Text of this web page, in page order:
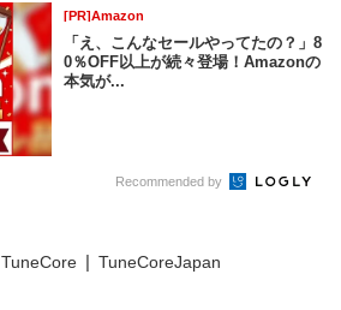
[PR]Amazon
「え、こんなセールやってたの？」8
0％OFF以上が続々登場！Amazonの
本気が...
Recommended by
TuneCore TuneCoreJapan